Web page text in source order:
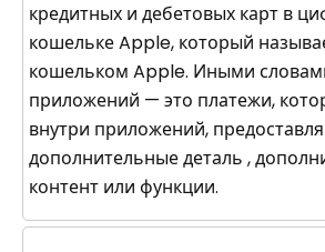
кредитных и дебетовых карт в
кошельке Apple, который
кошельком Apple. Иными
приложений — это платежи,
внутри приложений,
дополнительные деталь ,
контент или функции.